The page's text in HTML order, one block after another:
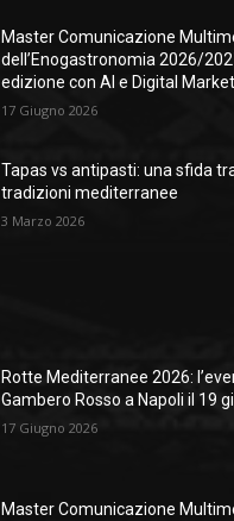
Master Comunicazione
dell’Enogastronomia 2026/
edizione con AI e Digital
17 Giugno 2026
Tapas vs antipasti: una sfida
tradizioni mediterranee
3 Marzo 2026
Rotte Mediterranee 2026:
Gambero Rosso a Napoli il 19
17 Giugno 2026
Master Comunicazione